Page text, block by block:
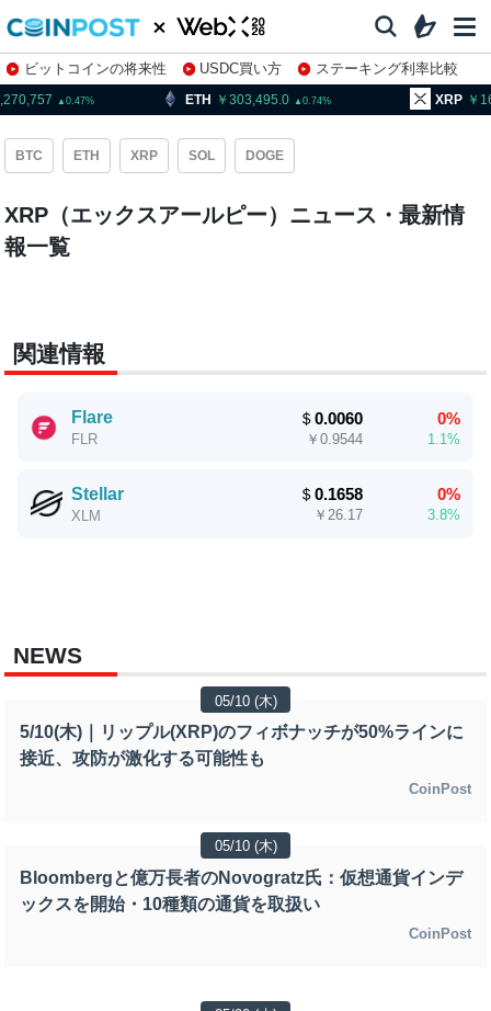
ビットコインの将来性 USDC買い方
ステーキング利率比較
株特集・関連銘柄
0.47 ETH 303,495.0 0.74 XRP
BTC ETH XRP SOL DOGE
XRP（エックスアールピー）ニュース・最新情
報一覧
関連情報
Flare
FLR
＄0.0060
￥ 0.9544
0%
1.1%
Stellar
XLM
＄0.1658
￥ 26.17
0%
3.8%
NEWS
05/10 (木)
5/10(木)｜リップル(XRP)のフィボナッチが50%ラインに
接近、攻防が激化する可能性も
CoinPost
05/10 (木)
Bloombergと億万長者のNovogratz氏：仮想通貨インデ
ックスを開始・10種類の通貨を取扱い
CoinPost